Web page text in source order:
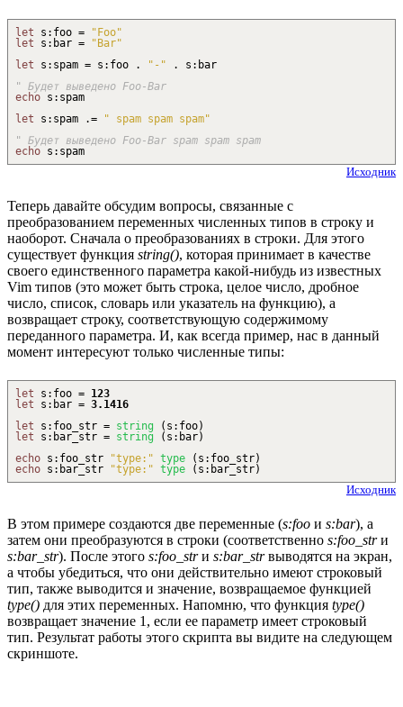
let s : foo =
"Foo"
let s : bar =
"Bar"
let s : spam = s : foo . "-" . s : bar
" Будет выведено Foo-Bar
echo s : spam
let s : spam .=
" spam spam spam"
" Будет выведено Foo-Bar spam spam spam
echo s : spam
Исходник
Теперь давайте обсудим вопросы, связанные с
преобразованием переменных численных типов в строку и
наоборот. Сначала о преобразованиях в строки. Для этого
существует функция string(), которая принимает в качестве
своего единственного параметра какой-нибудь из известных
Vim типов (это может быть строка, целое число, дробное
число, список, словарь или указатель на функцию), а
возвращает строку, соответствующую содержимому
переданного параметра. И, как всегда пример, нас в данный
момент интересуют только численные типы:
let s : foo = 123
let s : bar = 3.1416
let s : foo_str = string ( s : foo)
let s : bar_str = string ( s : bar)
echo s : foo_str "type:" type ( s : foo_str)
echo s : bar_str "type:" type ( s : bar_str)
Исходник
В этом примере создаются две переменные (s:foo и s:bar), а
затем они преобразуются в строки (соответственно s:foo_strи
s:bar_str). После этого s:foo_strи s:bar_strвыводятся на экран,
а чтобы убедиться, что они действительно имеют строковый
тип, также выводится и значение, возвращаемое функцией
type() для этих переменных. Напомню, что функция type()
возвращает значение 1, если ее параметр имеет строковый
тип. Результат работы этого скрипта вы видите на следующем
скриншоте.